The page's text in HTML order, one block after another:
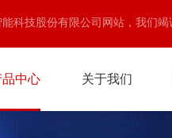
科技股份有限公司网站，我们
品中心 关于我们